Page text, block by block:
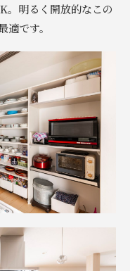
。明るく開放的なこの
です。